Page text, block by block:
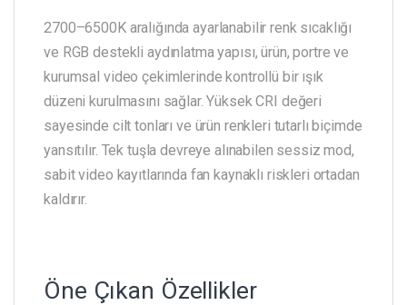
2700–6500K aralığında ayarlanabilir renk sıcaklığı
ve RGB destekli aydınlatma yapısı, ürün, portre ve
kurumsal video çekimlerinde kontrollü bir ışık
düzeni kurulmasını sağlar. Yüksek CRI değeri
sayesinde cilt tonları ve ürün renkleri tutarlı biçimde
yansıtılır. Tek tuşla devreye alınabilen sessiz mod,
sabit video kayıtlarında fan kaynaklı riskleri ortadan
kaldırır.
Öne Çıkan Özellikler